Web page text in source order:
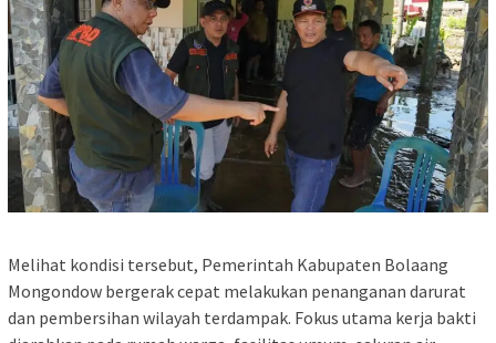
Melihat kondisi tersebut, Pemerintah Kabupaten Bolaang
Mongondow bergerak cepat melakukan penanganan darurat
dan pembersihan wilayah terdampak. Fokus utama kerja bakti